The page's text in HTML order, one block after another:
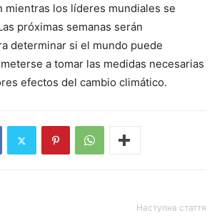
mientras los líderes mundiales se
próximas semanas serán
determinar si el mundo puede
a tomar las medidas necesarias
efectos del cambio climático.
Наступна стаття